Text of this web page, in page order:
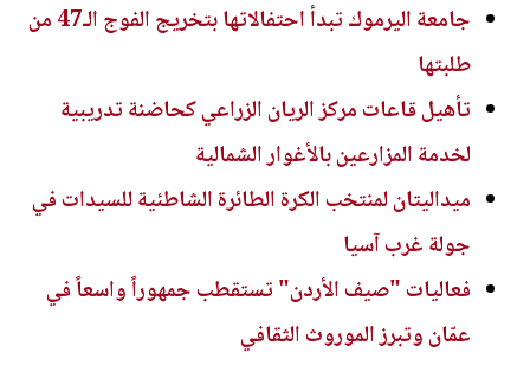
جامعة اليرموك تبدأ احتفالاتها بتخريج الفوج الـ47 من
طلبتها
تأهيل قاعات مركز الريان الزراعي كحاضنة تدريبية
لخدمة المزارعين بالأغوار الشمالية
ميداليتان لمنتخب الكرة الطائرة الشاطئية للسيدات في
جولة غرب آسيا
فعاليات "صيف الأردن" تستقطب جمهوراً واسعاً في
عمّان وتبرز الموروث الثقافي